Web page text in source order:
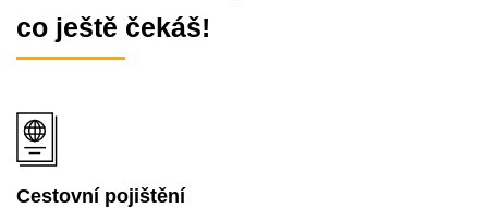
co ještě čekáš!
Cestovní pojištění